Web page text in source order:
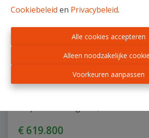
Cookiebeleid en Privacybeleid.
Alle cookies accepteren
Alleen noodzakelijke
Voorkeuren aanpassen
Handelsgelijkvloers
€ 619.800